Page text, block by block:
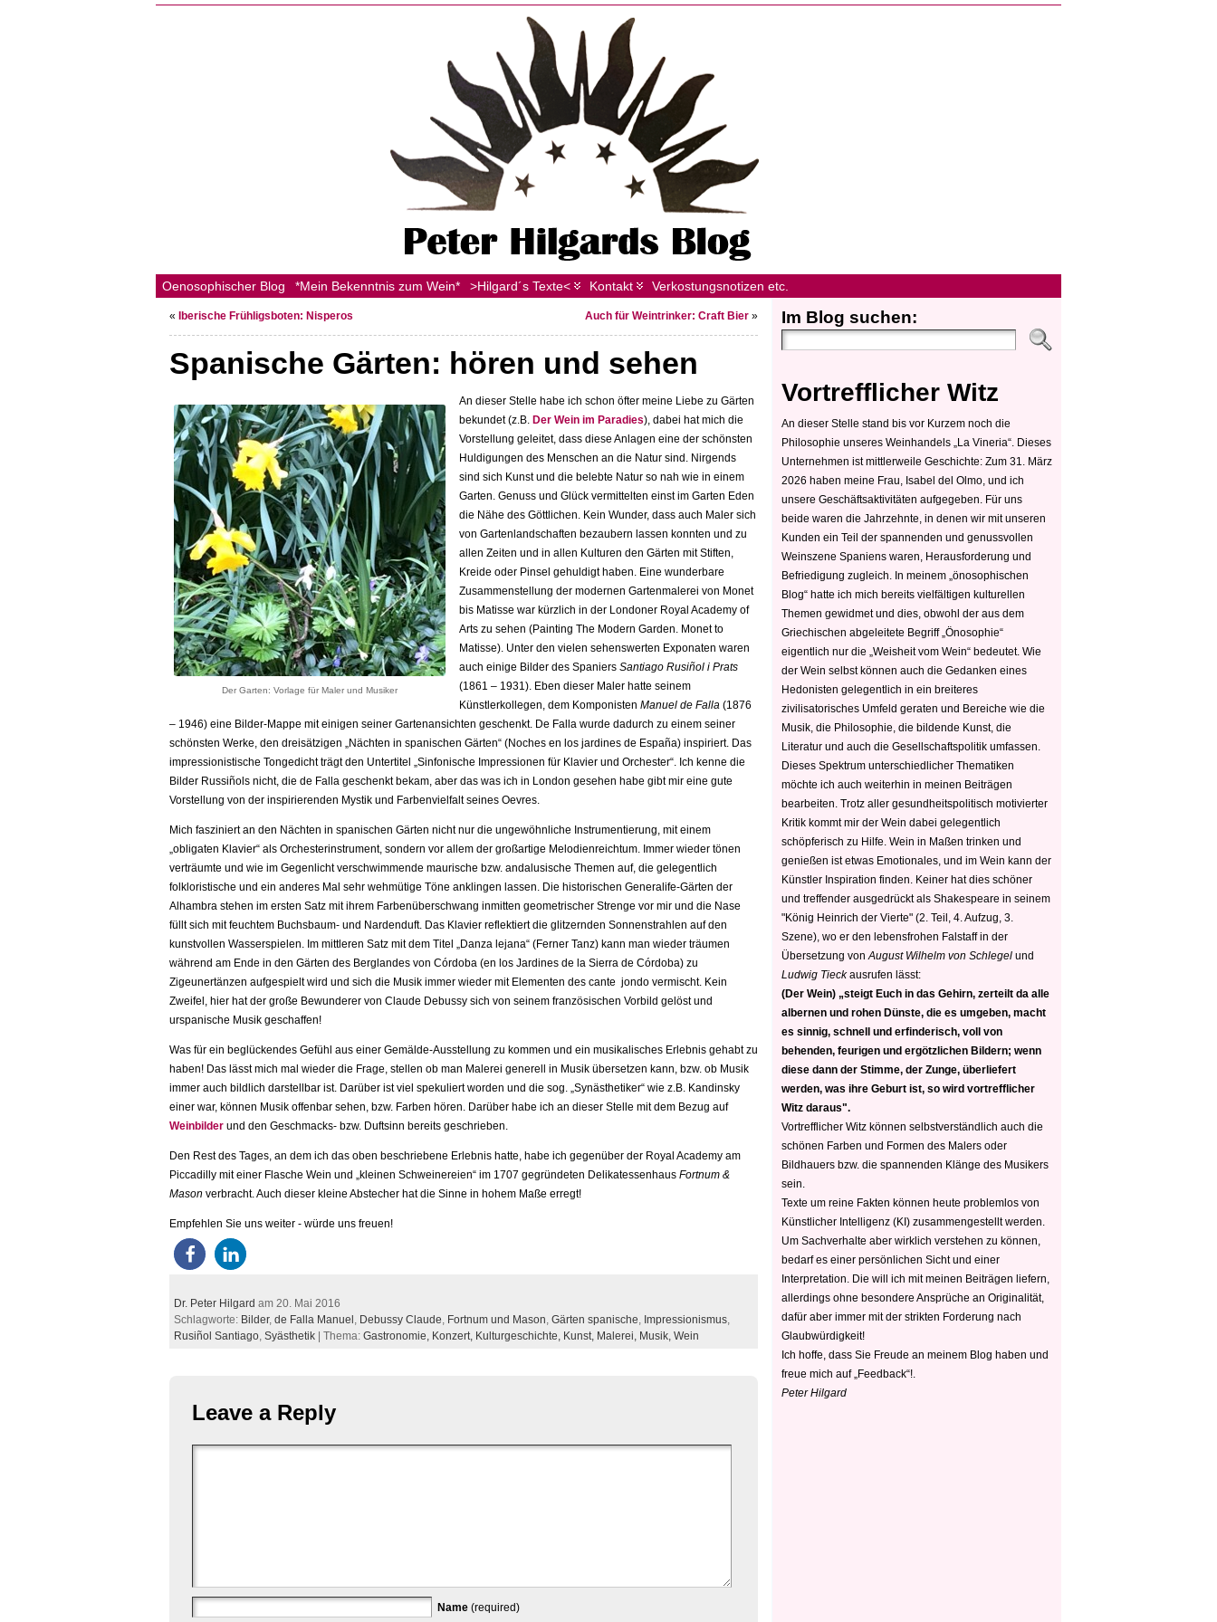
Oenosophischer Blog *Mein Bekenntnis zum Wein* >Hilgard´s Texte< Kontakt Verkostungsnotizen etc.
« Iberische Frühligsboten: Nisperos Auch für Weintrinker: Craft Bier »
Spanische Gärten: hören und sehen
Der Garten: Vorlage für Maler und Musiker
An dieser Stelle habe ich schon öfter meine Liebe zu Gärten
bekundet (z.B. Der Wein im Paradies), dabei hat mich die
Vorstellung geleitet, dass diese Anlagen eine der schönsten
Huldigungen des Menschen an die Natur sind. Nirgends
sind sich Kunst und die belebte Natur so nah wie in einem
Garten. Genuss und Glück vermittelten einst im Garten Eden
die Nähe des Göttlichen. Kein Wunder, dass auch Maler sich
von Gartenlandschaften bezaubern lassen konnten und zu
allen Zeiten und in allen Kulturen den Gärten mit Stiften,
Kreide oder Pinsel gehuldigt haben. Eine wunderbare
Zusammenstellung der modernen Gartenmalerei von Monet
bis Matisse war kürzlich in der Londoner Royal Academy of
Arts zu sehen (Painting The Modern Garden. Monet to
Matisse). Unter den vielen sehenswerten Exponaten waren
auch einige Bilder des Spaniers Santiago Rusiñol i Prats
(1861 – 1931). Eben dieser Maler hatte seinem
Künstlerkollegen, dem Komponisten Manuel de Falla (1876
– 1946) eine Bilder-Mappe mit einigen seiner Gartenansichten geschenkt. De Falla wurde dadurch zu einem seiner
schönsten Werke, den dreisätzigen „Nächten in spanischen Gärten“ (Noches en los jardines de España) inspiriert. Das
impressionistische Tongedicht trägt den Untertitel „Sinfonische Impressionen für Klavier und Orchester“. Ich kenne die
Bilder Russiñols nicht, die de Falla geschenkt bekam, aber das was ich in London gesehen habe gibt mir eine gute
Vorstellung von der inspirierenden Mystik und Farbenvielfalt seines Oevres.
Mich fasziniert an den Nächten in spanischen Gärten nicht nur die ungewöhnliche Instrumentierung, mit einem
„obligaten Klavier“ als Orchesterinstrument, sondern vor allem der großartige Melodienreichtum. Immer wieder tönen
verträumte und wie im Gegenlicht verschwimmende maurische bzw. andalusische Themen auf, die gelegentlich
folkloristische und ein anderes Mal sehr wehmütige Töne anklingen lassen. Die historischen Generalife-Gärten der
Alhambra stehen im ersten Satz mit ihrem Farbenüberschwang inmitten geometrischer Strenge vor mir und die Nase
füllt sich mit feuchtem Buchsbaum- und Nardenduft. Das Klavier reflektiert die glitzernden Sonnenstrahlen auf den
kunstvollen Wasserspielen. Im mittleren Satz mit dem Titel „Danza lejana“ (Ferner Tanz) kann man wieder träumen
während am Ende in den Gärten des Berglandes von Córdoba (en los Jardines de la Sierra de Córdoba) zu
Zigeunertänzen aufgespielt wird und sich die Musik immer wieder mit Elementen des cante jondo vermischt. Kein
Zweifel, hier hat der große Bewunderer von Claude Debussy sich von seinem französischen Vorbild gelöst und
urspanische Musik geschaffen!
Was für ein beglückendes Gefühl aus einer Gemälde-Ausstellung zu kommen und ein musikalisches Erlebnis gehabt zu
haben! Das lässt mich mal wieder die Frage, stellen ob man Malerei generell in Musik übersetzen kann, bzw. ob Musik
immer auch bildlich darstellbar ist. Darüber ist viel spekuliert worden und die sog. „Synästhetiker“ wie z.B. Kandinsky
einer war, können Musik offenbar sehen, bzw. Farben hören. Darüber habe ich an dieser Stelle mit dem Bezug auf
Weinbilder und den Geschmacks- bzw. Duftsinn bereits geschrieben.
Den Rest des Tages, an dem ich das oben beschriebene Erlebnis hatte, habe ich gegenüber der Royal Academy am
Piccadilly mit einer Flasche Wein und „kleinen Schweinereien“ im 1707 gegründeten Delikatessenhaus Fortnum &
Mason verbracht. Auch dieser kleine Abstecher hat die Sinne in hohem Maße erregt!
Empfehlen Sie uns weiter - würde uns freuen!
Dr. Peter Hilgard am 20. Mai 2016
Schlagworte: Bilder, de Falla Manuel , Debussy Claude, Fortnum und Mason, Gärten spanische, Impressionismus,
Rusiñol Santiago, Syästhetik | Thema: Gastronomie, Konzert, Kulturgeschichte, Kunst, Malerei, Musik, Wein
Leave a Reply
Name (required)
Im Blog suchen:
Vortrefflicher Witz
An dieser Stelle stand bis vor Kurzem noch die
Philosophie unseres Weinhandels „La Vineria“. Dieses
Unternehmen ist mittlerweile Geschichte: Zum 31. März
2026 haben meine Frau, Isabel del Olmo, und ich
unsere Geschäftsaktivitäten aufgegeben. Für uns
beide waren die Jahrzehnte, in denen wir mit unseren
Kunden ein Teil der spannenden und genussvollen
Weinszene Spaniens waren, Herausforderung und
Befriedigung zugleich. In meinem „önosophischen
Blog“ hatte ich mich bereits vielfältigen kulturellen
Themen gewidmet und dies, obwohl der aus dem
Griechischen abgeleitete Begriff „Önosophie“
eigentlich nur die „Weisheit vom Wein“ bedeutet. Wie
der Wein selbst können auch die Gedanken eines
Hedonisten gelegentlich in ein breiteres
zivilisatorisches Umfeld geraten und Bereiche wie die
Musik, die Philosophie, die bildende Kunst, die
Literatur und auch die Gesellschaftspolitik umfassen.
Dieses Spektrum unterschiedlicher Thematiken
möchte ich auch weiterhin in meinen Beiträgen
bearbeiten. Trotz aller gesundheitspolitisch motivierter
Kritik kommt mir der Wein dabei gelegentlich
schöpferisch zu Hilfe. Wein in Maßen trinken und
genießen ist etwas Emotionales, und im Wein kann der
Künstler Inspiration finden. Keiner hat dies schöner
und treffender ausgedrückt als Shakespeare in seinem
"König Heinrich der Vierte" (2. Teil, 4. Aufzug, 3.
Szene), wo er den lebensfrohen Falstaff in der
Übersetzung von August Wilhelm von Schlegel und
Ludwig Tieckausrufen lässt:
(Der Wein) „steigt Euch in das Gehirn, zerteilt da alle
albernen und rohen Dünste, die es umgeben, macht
es sinnig, schnell und erfinderisch, voll von
behenden, feurigen und ergötzlichen Bildern; wenn
diese dann der Stimme, der Zunge, überliefert
werden, was ihre Geburt ist, so wird vortrefflicher
Witz daraus".
Vortrefflicher Witz können selbstverständlich auch die
schönen Farben und Formen des Malers oder
Bildhauers bzw. die spannenden Klänge des Musikers
sein.
Texte um reine Fakten können heute problemlos von
Künstlicher Intelligenz (KI) zusammengestellt werden.
Um Sachverhalte aber wirklich verstehen zu können,
bedarf es einer persönlichen Sicht und einer
Interpretation. Die will ich mit meinen Beiträgen liefern,
allerdings ohne besondere Ansprüche an Originalität,
dafür aber immer mit der strikten Forderung nach
Glaubwürdigkeit!
Ich hoffe, dass Sie Freude an meinem Blog haben und
freue mich auf „Feedback“!.
Peter Hilgard